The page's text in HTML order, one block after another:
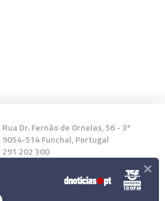
Rua Dr. Fernão de Ornelas, 56 - 3º
9054-514 Funchal, Portugal
291 202 300
Instale a nossa App ×